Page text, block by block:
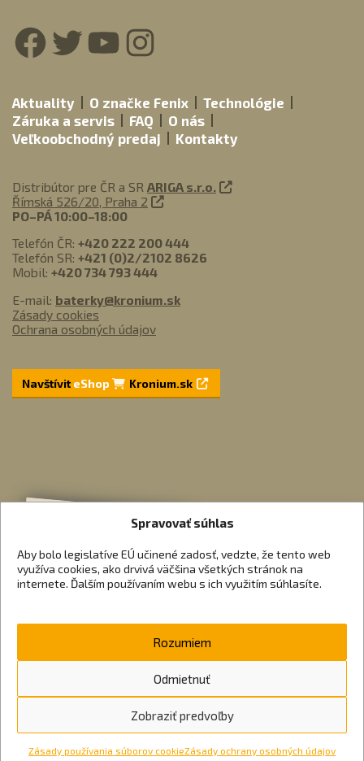
Spravovať súhlas
Aby bolo legislatíve EÚ učinené zadosť, vedzte, že tento web
využíva cookies, ako drvivá väčšina všetkých stránok na
internete. Ďalším používaním webu s ich využitím súhlasíte.
Rozumiem
Odmietnuť
Zobraziť predvoľby
Zásady používania súborov cookieZásady ochrany osobných údajov
Facebook
Twitter
YouTube
Aktuality O značke Fenix
Technológie
Záruka a servis
FAQ
O nás
Veľkoobchodný predaj
Kontakty
Distribútor pre ČR a SR ARIGA s.r.o.
Římská 526/20, Praha 2
PO–PÁ 10:00–18:00
Telefón ČR: +420 222 200 444
Telefón SR: +421 (0)2/2102 8626
Mobil: +420 734 793 444
E-mail: baterky@kronium.sk
Zásady cookies
Ochrana osobných údajov
NavštíviteShop Kronium.sk